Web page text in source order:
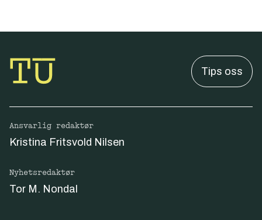
Tips oss
Ansvarlig redaktør
Kristina Fritsvold Nilsen
Nyhetsredaktør
Tor M. Nondal